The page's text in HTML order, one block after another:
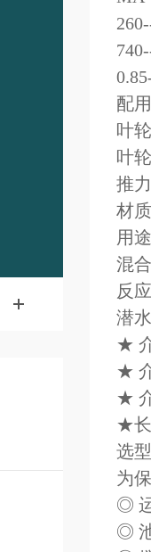
配
叶
叶
推
材
用
混
反
潜
★
★
★
★长
选
为
◎
◎